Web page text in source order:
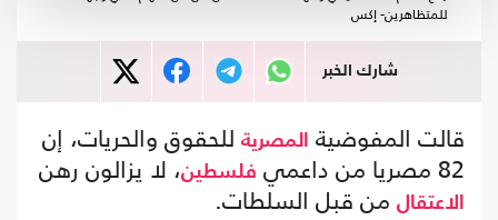
للمتظاهرين- إكس
شارك الخبر
قالت المفوضية المصرية للحقوق والحريات، إن
82 مصريا من داعمي
فلسطين، لا يزالون رهن
الاعتقال من قبل السلطات.